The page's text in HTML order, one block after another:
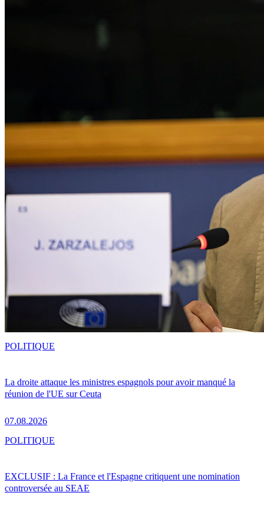
La droite attaque les ministres espagnols pour avoir manqué la
réunion de l'UE sur Ceuta
07.08.2026
POLITIQUE
EXCLUSIF : La France et l'Espagne critiquent une nomination
controversée au SEAE
POLITIQUE